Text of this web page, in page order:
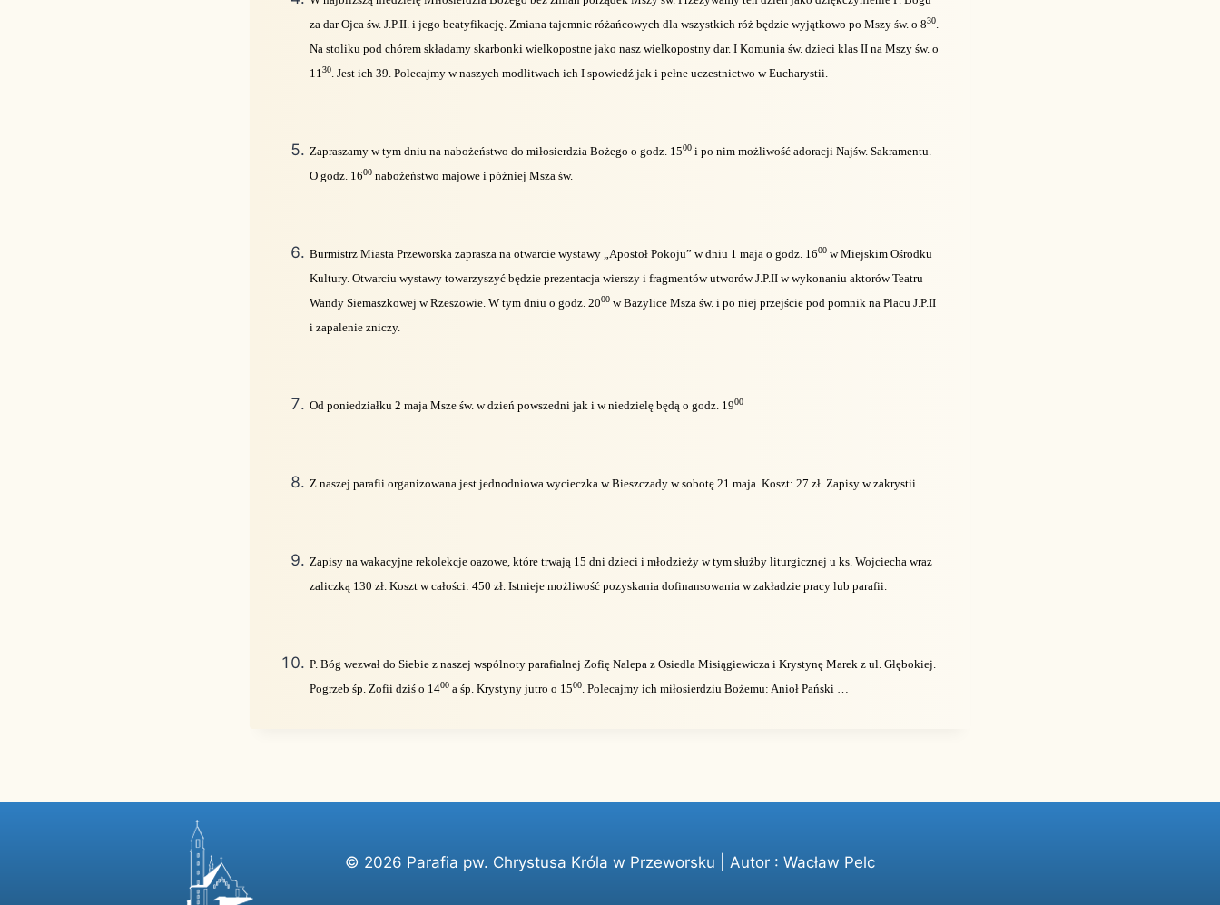
za dar Ojca św. J.P.II. i jego beatyfikację. Zmiana tajemnic różańcowych dla wszystkich róż będzie wyjątkowo po Mszy św. o 830
Na stoliku pod chórem składamy skarbonki wielkopostne jako nasz wielkopostny dar. I Komunia św. dzieci klas II na Mszy św. o
11 30 . Jest ich 39. Polecajmy w naszych modlitwach ich I spowiedź jak i pełne uczestnictwo w Eucharystii.
Zapraszamy w tym dniu na nabożeństwo do miłosierdzia Bożego o godz. 1500 i po nim możliwość adoracji Najśw. Sakramentu.
O godz. 1600 nabożeństwo majowe i później Msza św.
Burmistrz Miasta Przeworska zaprasza na otwarcie wystawy „Apostoł Pokoju” w dniu 1 maja o godz. 1600 w Miejskim Ośrodku
Kultury. Otwarciu wystawy towarzyszyć będzie prezentacja wierszy i fragmentów utworów J.P.II w wykonaniu aktorów Teatru
Wandy Siemaszkowej w Rzeszowie. W tym dniu o godz. 2000 w Bazylice Msza św. i po niej przejście pod pomnik na Placu J.P.II
i zapalenie zniczy.
Od poniedziałku 2 maja Msze św. w dzień powszedni jak i w niedzielę będą o godz. 1900
Z naszej parafii organizowana jest jednodniowa wycieczka w Bieszczady w sobotę 21 maja. Koszt: 27 zł. Zapisy w zakrystii.
Zapisy na wakacyjne rekolekcje oazowe, które trwają 15 dni dzieci i młodzieży w tym służby liturgicznej u ks. Wojciecha wraz
zaliczką 130 zł. Koszt w całości: 450 zł. Istnieje możliwość pozyskania dofinansowania w zakładzie pracy lub parafii.
P. Bóg wezwał do Siebie z naszej wspólnoty parafialnej Zofię Nalepa z Osiedla Misiągiewicza i Krystynę Marek z ul. Głębokiej.
Pogrzeb śp. Zofii dziś o 1400 a śp. Krystyny jutro o 1500 . Polecajmy ich miłosierdziu Bożemu: Anioł Pański …
© 2026 Parafia pw. Chrystusa Króla w Przeworsku | Autor : Wacław Pelc